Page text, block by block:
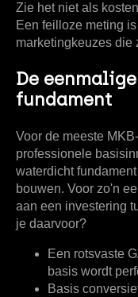
Zie het niet als
Een feilloze meting
marketingkeuzes die
De
fundament
Voor de meeste
professionele
waterdicht
bouwen. Voor zo'n
aan een investering
je daarvoor?
Een rotsvaste
basis wordt
Basis